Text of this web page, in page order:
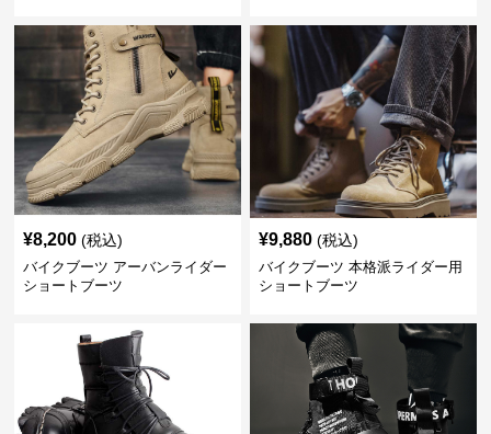
¥8,200 (税込)
バイクブーツ アーバンライダー
ショートブーツ
¥9,880 (税込)
バイクブーツ 本格派ライダー用
ショートブーツ